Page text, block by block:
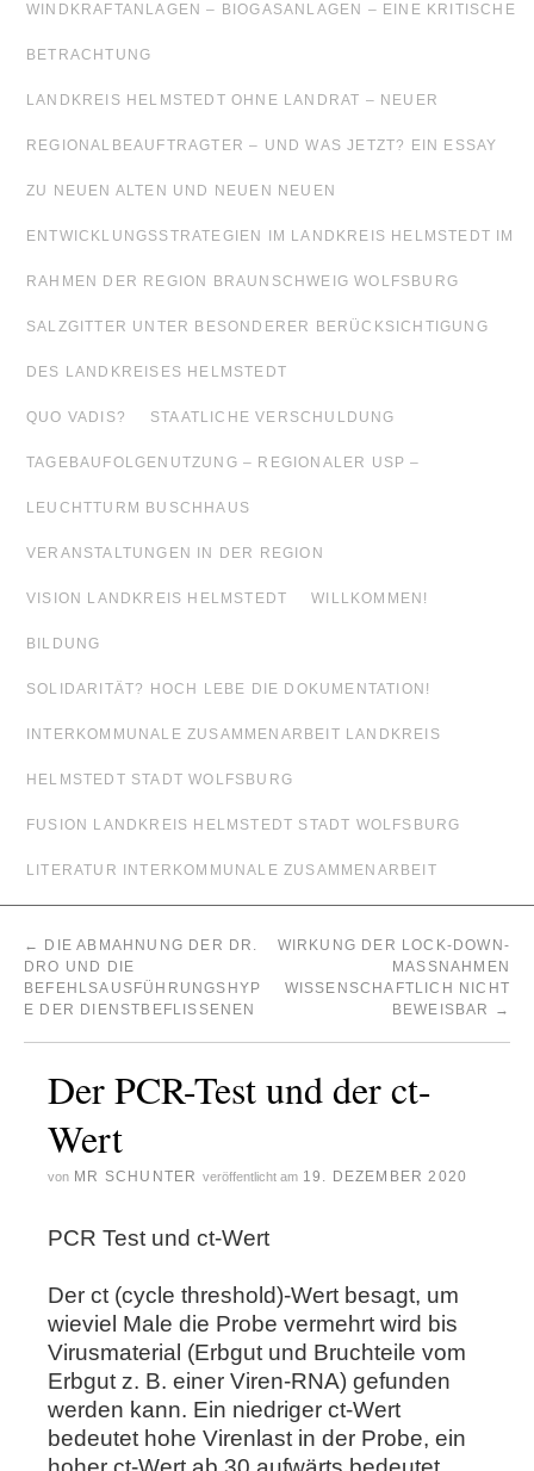
WINDKRAFTANLAGEN – BIOGASANLAGEN – EINE KRITISCHE
BETRACHTUNG
LANDKREIS HELMSTEDT OHNE LANDRAT – NEUER
REGIONALBEAUFTRAGTER – UND WAS JETZT? EIN ESSAY
ZU NEUEN ALTEN UND NEUEN NEUEN
ENTWICKLUNGSSTRATEGIEN IM LANDKREIS HELMSTEDT IM
RAHMEN DER REGION BRAUNSCHWEIG WOLFSBURG
SALZGITTER UNTER BESONDERER BERÜCKSICHTIGUNG
DES LANDKREISES HELMSTEDT
QUO VADIS? STAATLICHE VERSCHULDUNG
TAGEBAUFOLGENUTZUNG – REGIONALER USP –
LEUCHTTURM BUSCHHAUS
VERANSTALTUNGEN IN DER REGION
VISION LANDKREIS HELMSTEDT WILLKOMMEN!
BILDUNG
SOLIDARITÄT? HOCH LEBE DIE DOKUMENTATION!
INTERKOMMUNALE ZUSAMMENARBEIT LANDKREIS
HELMSTEDT STADT WOLFSBURG
FUSION LANDKREIS HELMSTEDT STADT WOLFSBURG
LITERATUR INTERKOMMUNALE ZUSAMMENARBEIT
←
DIE ABMAHNUNG DER DR.
DRO UND DIE
BEFEHLSAUSFÜHRUNGSHYP
E DER DIENSTBEFLISSENEN
WIRKUNG DER LOCK-DOWN-
MASSNAHMEN W
ISSENSCHAFTLICH NICHT B
EWEISBAR
→
Der PCR-Test und der ct-
Wert
von MR SCHUNTER veröffentlicht am 19. DEZEMBER 2020
PCR Test und ct-Wert
Der ct (cycle threshold)-Wert besagt, um
wieviel Male die Probe vermehrt wird bis
Virusmaterial (Erbgut und Bruchteile vom
Erbgut z. B. einer Viren-RNA) gefunden
werden kann. Ein niedriger ct-Wert
bedeutet hohe Virenlast in der Probe, ein